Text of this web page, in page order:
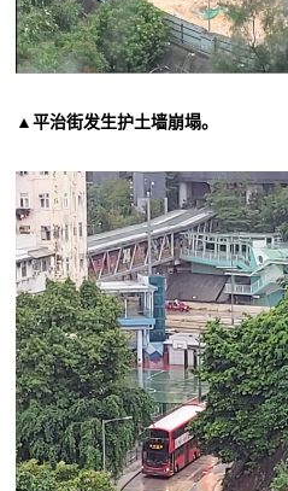
▲平治街发生护土墙崩塌。